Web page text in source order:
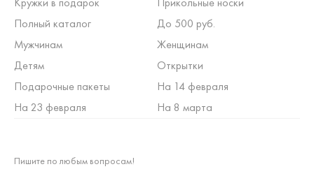
Полный каталог
До 500 руб.
Мужчинам
Женщинам
Детям
Открытки
Подарочные пакеты
На 14 февраля
На 23 февраля
На 8 марта
Пишите по любым вопросам!